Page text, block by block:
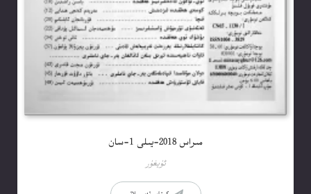
مىراس 2018-يىلى 1-سان
ئۇيغۇر